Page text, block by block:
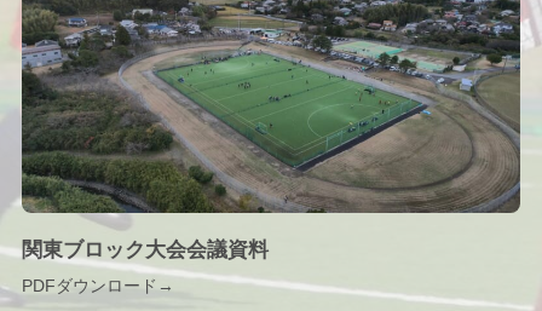
関東ブロック大会会議資料
PDFダウンロード→